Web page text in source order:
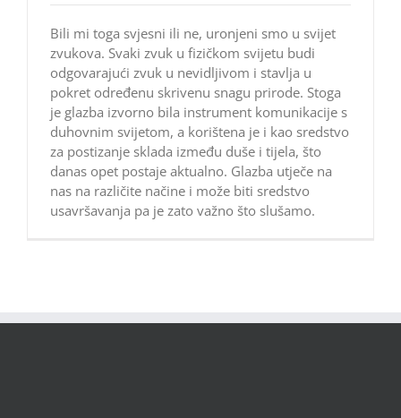
Bili mi toga svjesni ili ne, uronjeni smo u svijet
zvukova. Svaki zvuk u fizičkom svijetu budi
odgovarajući zvuk u nevidljivom i stavlja u
pokret određenu skrivenu snagu prirode. Stoga
je glazba izvorno bila instrument komunikacije s
duhovnim svijetom, a korištena je i kao sredstvo
za postizanje sklada između duše i tijela, što
danas opet postaje aktualno. Glazba utječe na
nas na različite načine i može biti sredstvo
usavršavanja pa je zato važno što slušamo.